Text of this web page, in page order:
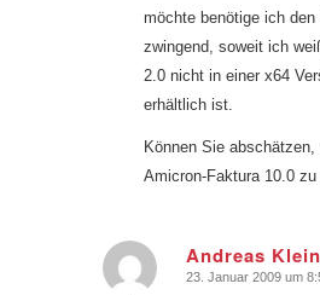
möchte benötige ich den
zwingend, soweit ich
2.0 nicht in einer x64
erhältlich ist.
Können Sie abschätzen,
Amicron-Faktura 10.0
Andreas
sagte:
23. Januar 2009 um